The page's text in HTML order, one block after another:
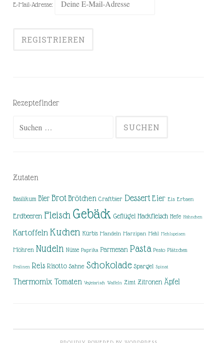
E-Mail-Adresse:
Rezeptefinder
Zutaten
Basilikum Bier Brot Brötchen Craftbier Dessert Eier Eis Erbsen
Erdbeeren Fleisch Gebäck Geflügel Hackfleisch Hefe Hähnchen
Kartoffeln Kuchen Kürbis Mandeln Marzipan Mehl Mehlspeisen
Möhren Nudeln Nüsse Paprika Parmesan Pasta Pesto Plätzchen
Pralinen Reis Risotto Sahne Schokolade Spargel Spinat
Thermomix Tomaten Vegetarisch Waffeln Zimt Zitronen Äpfel